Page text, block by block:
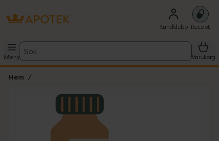
Kundklubb Recept
Meny
Sök
Varukorg
Hem
Lista: . Innehåller 1 objekt.